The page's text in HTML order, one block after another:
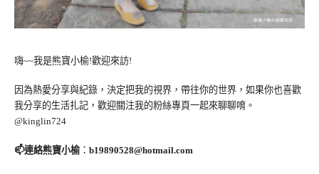
嗨~~我是熊寶小榆!歡迎來訪!
因為熱愛分享與紀錄，決定把我的視界，帶往你的世界，如果你也喜歡
我分享的生活扎記，歡迎關注我的粉絲專頁一起來聊聊唷。
@kinglin724
📫連絡熊寶小榆： b19890528@hotmail.com